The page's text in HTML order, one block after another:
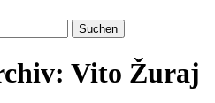
Vito Žuraj